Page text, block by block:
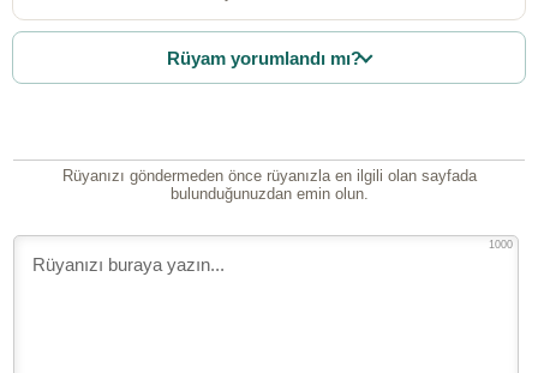
Rüyam yorumlandı mı?
Rüyanızı göndermeden önce rüyanızla en ilgili olan sayfada
bulunduğunuzdan emin olun.
1000